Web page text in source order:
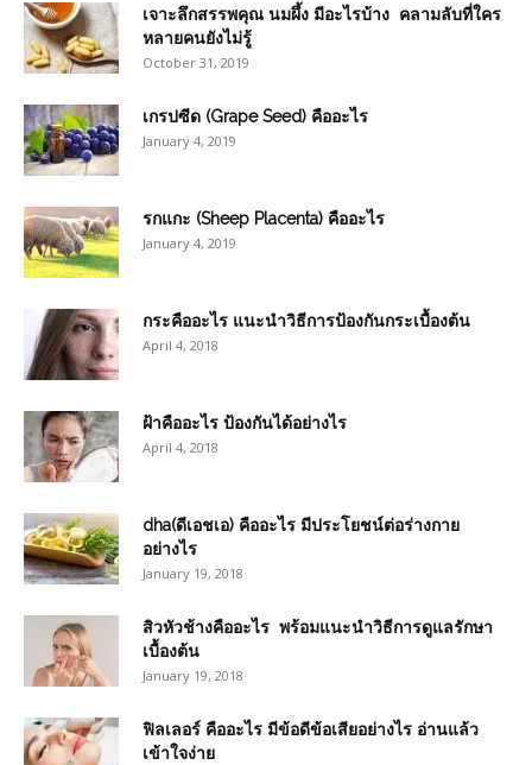
เจาะลึกสรรพคุณ นมผึ้ง มีอะไรบ้าง คลามลับที่ใคร
หลายคนยังไม่รู้
October 31, 2019
เกรปซีด (Grape Seed) คืออะไร
January 4, 2019
รกแกะ (Sheep Placenta) คืออะไร
January 4, 2019
กระคืออะไร แนะนำวิธีการป้องกันกระเบื้องต้น
April 4, 2018
ฝ้าคืออะไร ป้องกันได้อย่างไร
April 4, 2018
dha(ดีเอชเอ) คืออะไร มีประโยชน์ต่อร่างกาย
อย่างไร
January 19, 2018
สิวหัวช้างคืออะไร พร้อมแนะนำวิธีการดูแลรักษา
เบื้องต้น
January 19, 2018
ฟิลเลอร์ คืออะไร มีข้อดีข้อเสียอย่างไร อ่านแล้ว
เข้าใจง่าย